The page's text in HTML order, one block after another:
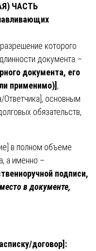
ЧАСТЬ
которого
документа –
документа, его
применимо)] ,
основным
обязательств,
в полном объеме
а именно –
подписи,
в документе,
договор]: